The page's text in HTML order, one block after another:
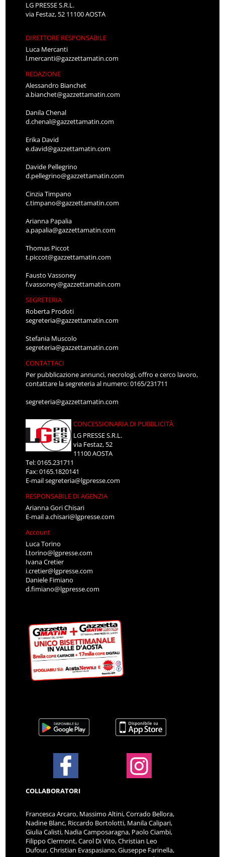
LG PRESSE S.R.L.
via Festaz, 52 11100 AOSTA
DIRETTORE RESPONSABILE
Luca Mercanti
l.mercanti@gazzettamatin.com
REDAZIONE
Alessandro Bianchet
a.bianchet@gazzettamatin.com
Danila Chenal
d.chenal@gazzettamatin.com
Erika David
e.david@gazzettamatin.com
Davide Pellegrino
d.pellegrino@gazzettamatin.com
Cinzia Timpano
c.timpano@gazzettamatin.com
Arianna Papalia
a.papalia@gazzettamatin.com
Thomas Piccot
t.piccot@gazzettamatin.com
Fausto Vassoney
f.vassoney@gazzettamatin.com
SEGRETERIA
Roberta Prodoti
segreteria@gazzettamatin.com
Stefania Muscolo
segreteria@gazzettamatin.com
CONTATTACI
Per pubblicazione annunci, necrologi, offro e cerco lavoro,
contattare la segreteria al numero: 0165/231711
segreteria@gazzettamatin.com
CONCESSIONARIA DI PUBBLICITÀ
LG PRESSE S.R.L.
via Festaz, 52
11100 AOSTA
Tel: 0165.231711
Fax: 0165.1820141
E-mailsegreteria@lgpresse.com
RESPONSABILE DI AGENZIA
Arianna Gori Chisari
E-maila.chisari@lgpresse.com
Account
Luca Torino
l.torino@lgpresse.com
Ivana Cretier
i.cretier@lgpresse.com
Daniele Fimiano
d.fimiano@lgpresse.com
COLLABORATORI
Francesca Arcaro, Massimo Altini, Corrado Bellora,
Nadine Blanc, Riccardo Bortolotti, Manila Calipari,
Giulia Calisti, Nadia Camposaragna, Paolo Ciambi,
Filippo Clermont, Carol Di Vito, Christian Leo
Dufour, Christian Evaspasiano, Giuseppe Farinella,